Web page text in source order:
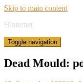
Skip to main content
Hinternet
Toggle navigation
Dead Mould: